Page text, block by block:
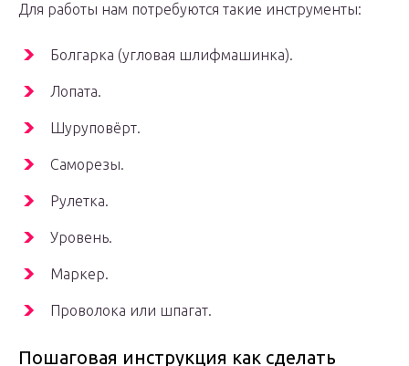
Для работы нам потребуются такие инструменты:
Болгарка (угловая шлифмашинка).
Лопата.
Шуруповёрт.
Саморезы.
Рулетка.
Уровень.
Маркер.
Проволока или шпагат.
Пошаговая инструкция как сделать